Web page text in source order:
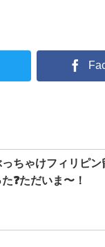
っちゃけフィリピン
た❓ただいま〜！